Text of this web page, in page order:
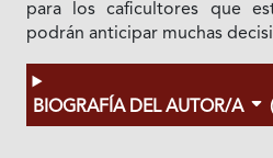
para los caficultores que
podrán anticipar muchas
BIOGRAFÍA DEL AUTOR/A